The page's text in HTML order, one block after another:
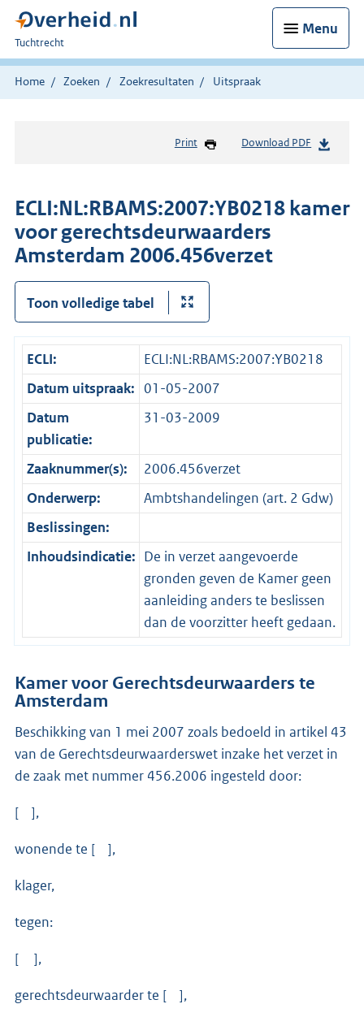
Menu
U
bent
hier:
Tuchtrecht
Home Zoeken Zoekresultaten Uitspraak
Print Download PDF
ECLI:NL:RBAMS:2007:YB0218 kamer
voor gerechtsdeurwaarders
Amsterdam 2006.456verzet
Toon volledige tabel
ECLI:
ECLI:NL:RBAMS:2007:YB0218
Datum uitspraak: 01-05-2007
Datum
publicatie:
31-03-2009
Zaaknummer(s):
2006.456verzet
Onderwerp:
Ambtshandelingen (art. 2 Gdw)
Beslissingen:
Inhoudsindicatie: De in verzet aangevoerde
gronden geven de Kamer geen
aanleiding anders te beslissen
dan de voorzitter heeft gedaan.
Kamer voor Gerechtsdeurwaarders te
Amsterdam
Beschikking van 1 mei 2007 zoals bedoeld in artikel 43
van de Gerechtsdeurwaarderswet inzake het verzet in
de zaak met nummer 456.2006 ingesteld door:
[ ],
wonende te [ ],
klager,
tegen:
[ ],
gerechtsdeurwaarder te [ ],